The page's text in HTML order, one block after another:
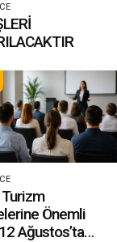
Önemli
Ağustos’ta